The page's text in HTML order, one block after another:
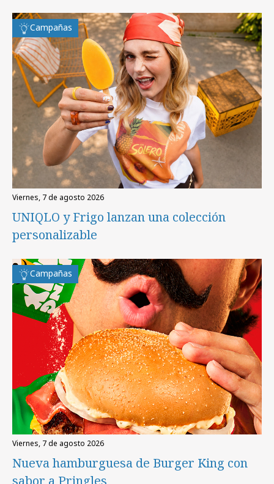
Campañas
viernes, 7 de agosto 2026
UNIQLO y Frigo lanzan una colección
personalizable
Campañas
viernes, 7 de agosto 2026
Nueva hamburguesa de Burger King con
sabor a Pringles